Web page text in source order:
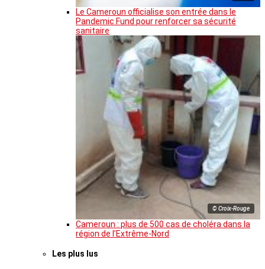
Le Cameroun officialise son entrée dans le
Pandemic Fund pour renforcer sa sécurité
sanitaire
© Croix-Rouge
Cameroun : plus de 500 cas de choléra dans la
région de l’Extrême-Nord
Les plus lus